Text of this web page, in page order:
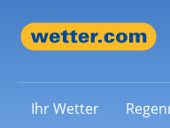
Ihr Wetter